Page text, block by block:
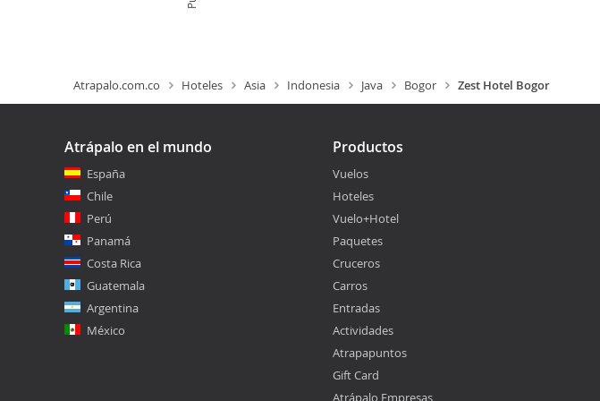
Atrapalo.com.co Hoteles Asia Indonesia Java Bogor Zest Hotel Bogor
Atrápalo en el mundo
España
Chile
Perú
Panamá
Costa Rica
Guatemala
Argentina
México
Productos
Vuelos
Hoteles
Vuelo+Hotel
Paquetes
Cruceros
Carros
Entradas
Actividades
Atrapapuntos
Gift Card
Atrápalo Empresas